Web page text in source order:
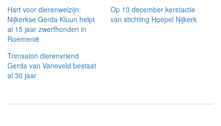
Hart voor dierenwelzijn:
Nijkerkse Gerda Kluun helpt
al 15 jaar zwerfhonden in
Roemenië
Op 13 december kerstactie
van stichting Hoepel Nijkerk
Trimsalon dierenvriend
Gerda van Vaneveld bestaat
al 30 jaar